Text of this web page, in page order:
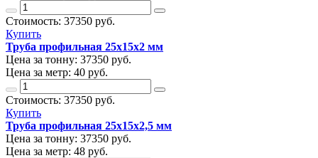
Стоимость: 37350 руб.
Купить
Труба профильная 25х15х2 мм
Цена за тонну: 37350 руб.
Цена за метр: 40 руб.
Стоимость: 37350 руб.
Купить
Труба профильная 25х15х2,5 мм
Цена за тонну: 37350 руб.
Цена за метр: 48 руб.